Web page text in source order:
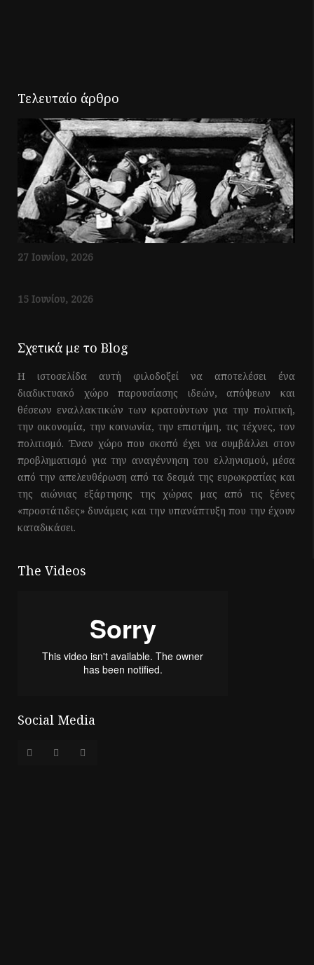
Τελευταίο άρθρο
27 Ιουνίου, 2026
15 Ιουνίου, 2026
Σχετικά με το Blog
Η ιστοσελίδα αυτή φιλοδοξεί να αποτελέσει ένα
διαδικτυακό χώρο παρουσίασης ιδεών, απόψεων και
θέσεων εναλλακτικών των κρατούντων για την πολιτική,
την οικονομία, την κοινωνία, την επιστήμη, τις τέχνες, τον
πολιτισμό. Έναν χώρο που σκοπό έχει να συμβάλλει στον
προβληματισμό για την αναγέννηση του ελληνισμού, μέσα
από την απελευθέρωση από τα δεσμά της ευρωκρατίας και
της αιώνιας εξάρτησης της χώρας μας από τις ξένες
«προστάτιδες» δυνάμεις και την υπανάπτυξη που την έχουν
καταδικάσει.
The Videos
Social Media